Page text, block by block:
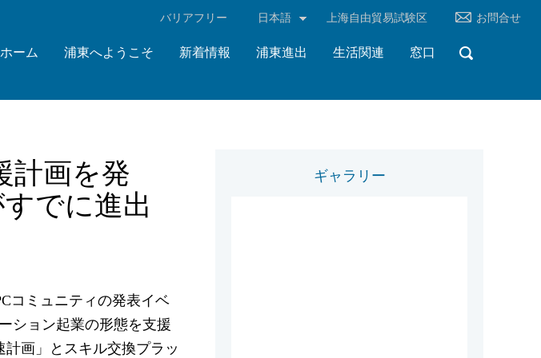
‌バリアフリー 日本語 上海自由貿易試験区 お問合せ
ホーム 浦東へようこそ 新着情報 浦東進出 生活関連 窓口
計画を発
でに進出
コミュニティの発表イベ
ション起業の形態を支援
画」とスキル交換プラッ
ギャラリー